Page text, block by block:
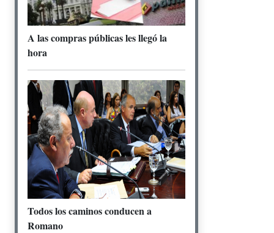
A las compras públicas les llegó la
hora
Todos los caminos conducen a
Romano